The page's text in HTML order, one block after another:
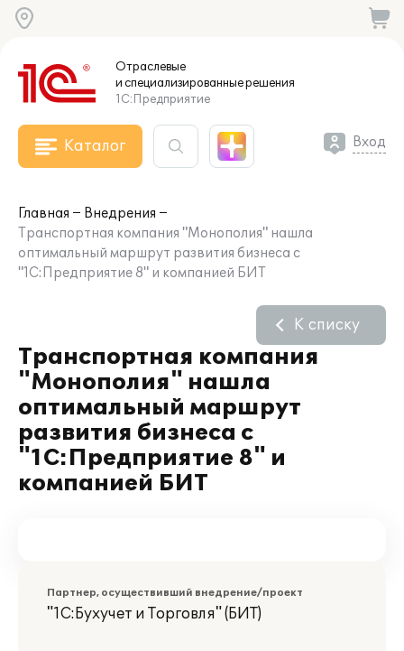
Отраслевые
и специализированныерешения
1С:Предприятие
Каталог Вход
Главная
Внедрения
Транспортная компания "Монополия" нашла
оптимальный маршрут развития бизнеса с
"1С:Предприятие 8" и компанией БИТ
Транспортная компания
"Монополия" нашла
оптимальный маршрут
развития бизнеса с
"1С:Предприятие 8" и
компанией БИТ
К списку
Партнер, осуществивший внедрение/проект
"1С:Бухучет и Торговля" (БИТ)